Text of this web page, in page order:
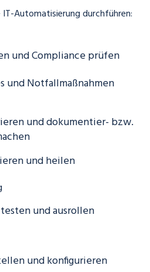
IT-Automatisierung durchführen:
und Compliance prüfen
und Notfallmaßnahmen
und dokumentier- bzw.
und heilen
und ausrollen
und konfigurieren